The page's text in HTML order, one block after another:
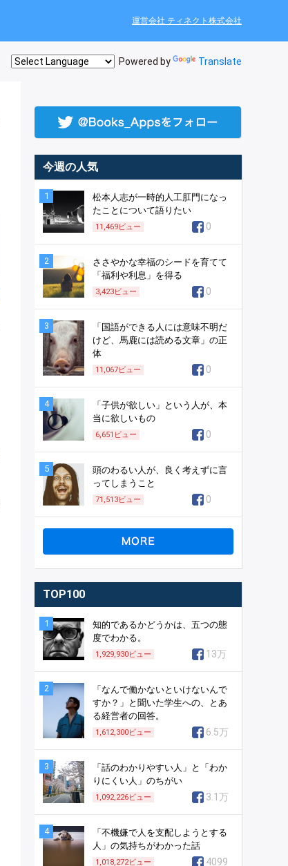
運営会社 ティネクト株式会社
Powered by Translate
今週の人気
1
松本人志が一時的人工肛門になっ
たことについて語りたい
11,469ビュー 0
2
ささやかな幸福のシードを育てて
「福利や利息」を得る
3,423ビュー 0
3
「国語ができる人には意味不明だ
けど、馬鹿には読める文章」の正
体
11,067ビュー 0
4
「子供が欲しい」という人が、本
当に欲しいもの
6,651 ビュー 0
5
頭のわるい人が、良く考えずに言
ってしまうこと
71,513ビュー 0
TOP100
1
知的であるかどうかは、五つの態
度でわかる。
1,929,930ビュー 13万
2
「なんで働かないといけないんで
すか？」と聞いた学生への、とあ
る経営者の回答。
1,612,300ビュー 6.5万
3
「話のわかりやすい人」と「わか
りにくい人」のちがい
1,092,226ビュー 3.1万
4
「不機嫌で人を支配しようとする
人」の気持ちがわかった話
1,018,272ビュー 4099